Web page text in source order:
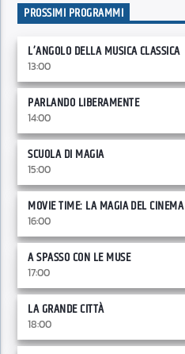
PROSSIMI PROGRAMMI
L’ANGOLO DELLA MUSICA CLASSICA
13:00
PARLANDO LIBERAMENTE
14:00
SCUOLA DI MAGIA
15:00
MOVIE TIME: LA MAGIA DEL CINEMA
16:00
A SPASSO CON LE MUSE
17:00
LA GRANDE CITTÀ
18:00